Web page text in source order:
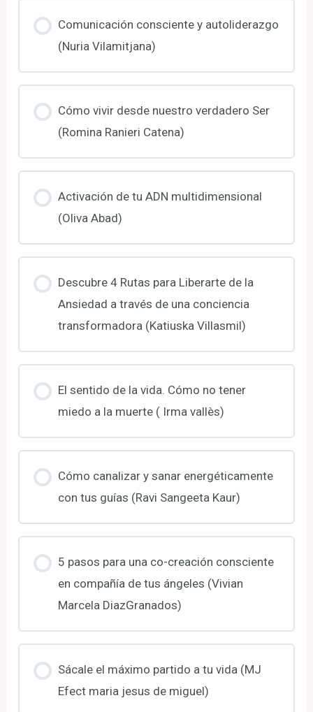
Comunicación consciente y autoliderazgo
(Nuria Vilamitjana)
Cómo vivir desde nuestro verdadero Ser
(Romina Ranieri Catena)
Activación de tu ADN multidimensional
(Oliva Abad)
Descubre 4 Rutas para Liberarte de la
Ansiedad a través de una conciencia
transformadora (Katiuska Villasmil)
El sentido de la vida. Cómo no tener
miedo a la muerte ( Irma vallès)
Cómo canalizar y sanar energéticamente
con tus guías (Ravi Sangeeta Kaur)
5 pasos para una co-creación consciente
en compañía de tus ángeles (Vivian
Marcela DiazGranados)
Sácale el máximo partido a tu vida (MJ
Efect maria jesus de miguel)